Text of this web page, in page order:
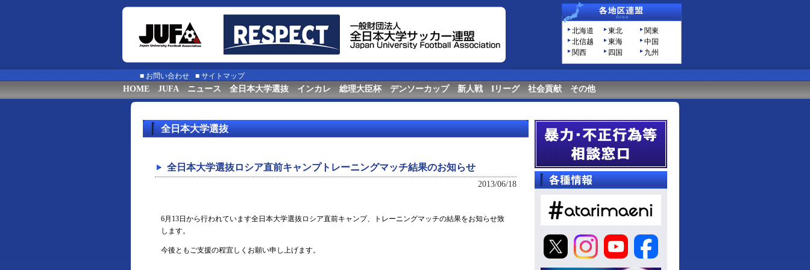
北海道 東北
関東
北信越
東海
中国
関西
四国 九州
■ お問い合わせ ■ サイトマップ
HOME JUFA ニュース 全日本大学選抜 インカレ 総理大臣杯 デンソーカップ 新人戦 Iリーグ 社会貢献 その他
全日本大学選抜
全日本大学選抜ロシア​直前キャンプトレーニ​ングマッチ結果のお知​らせ
2013/06/18
6月13日から行われています全日本大学選抜ロシア直前キャンプ、トレーニングマッチの結果をお知らせ致
します。
今後ともご支援の程宜しくお願い申し上げます。